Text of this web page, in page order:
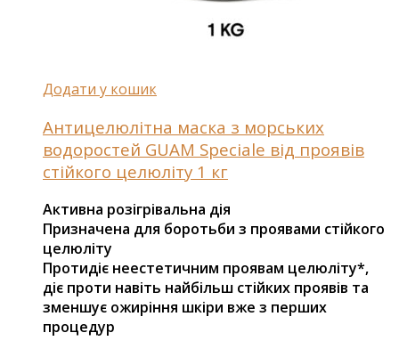
Додати у кошик
Антицелюлітна маска з морських
водоростей GUAM Speciale від проявів
стійкого целюліту 1 кг
Активна розігрівальна дія
Призначена для боротьби з проявами стійкого
целюліту
Протидіє неестетичним проявам целюліту*,
діє проти навіть найбільш стійких проявів та
зменшує ожиріння шкіри вже з перших
процедур